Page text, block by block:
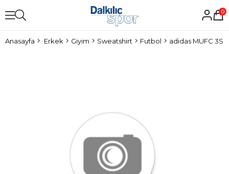
0
Anasayfa Erkek Giyim Sweatshirt Futbol adidas MUFC 3S